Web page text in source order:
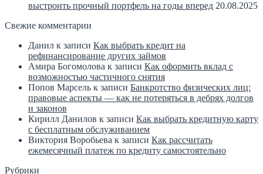
выстроить прочный портфель на годы вперед 20.08.2025
Свежие комментарии
Данил к записи Как выбрать кредит на
рефинансирование других займов
Амира Богомолова к записи Как оформить вклад с
возможностью частичного снятия
Попов Марсель к записи Банкротство физических лиц:
правовые аспекты — как не потеряться в дебрях долгов
и законов
Кирилл Данилов к записи Как выбрать кредитную карту
с бесплатным обслуживанием
Виктория Воробьева к записи Как рассчитать
ежемесячный платеж по кредиту самостоятельно
Рубрики